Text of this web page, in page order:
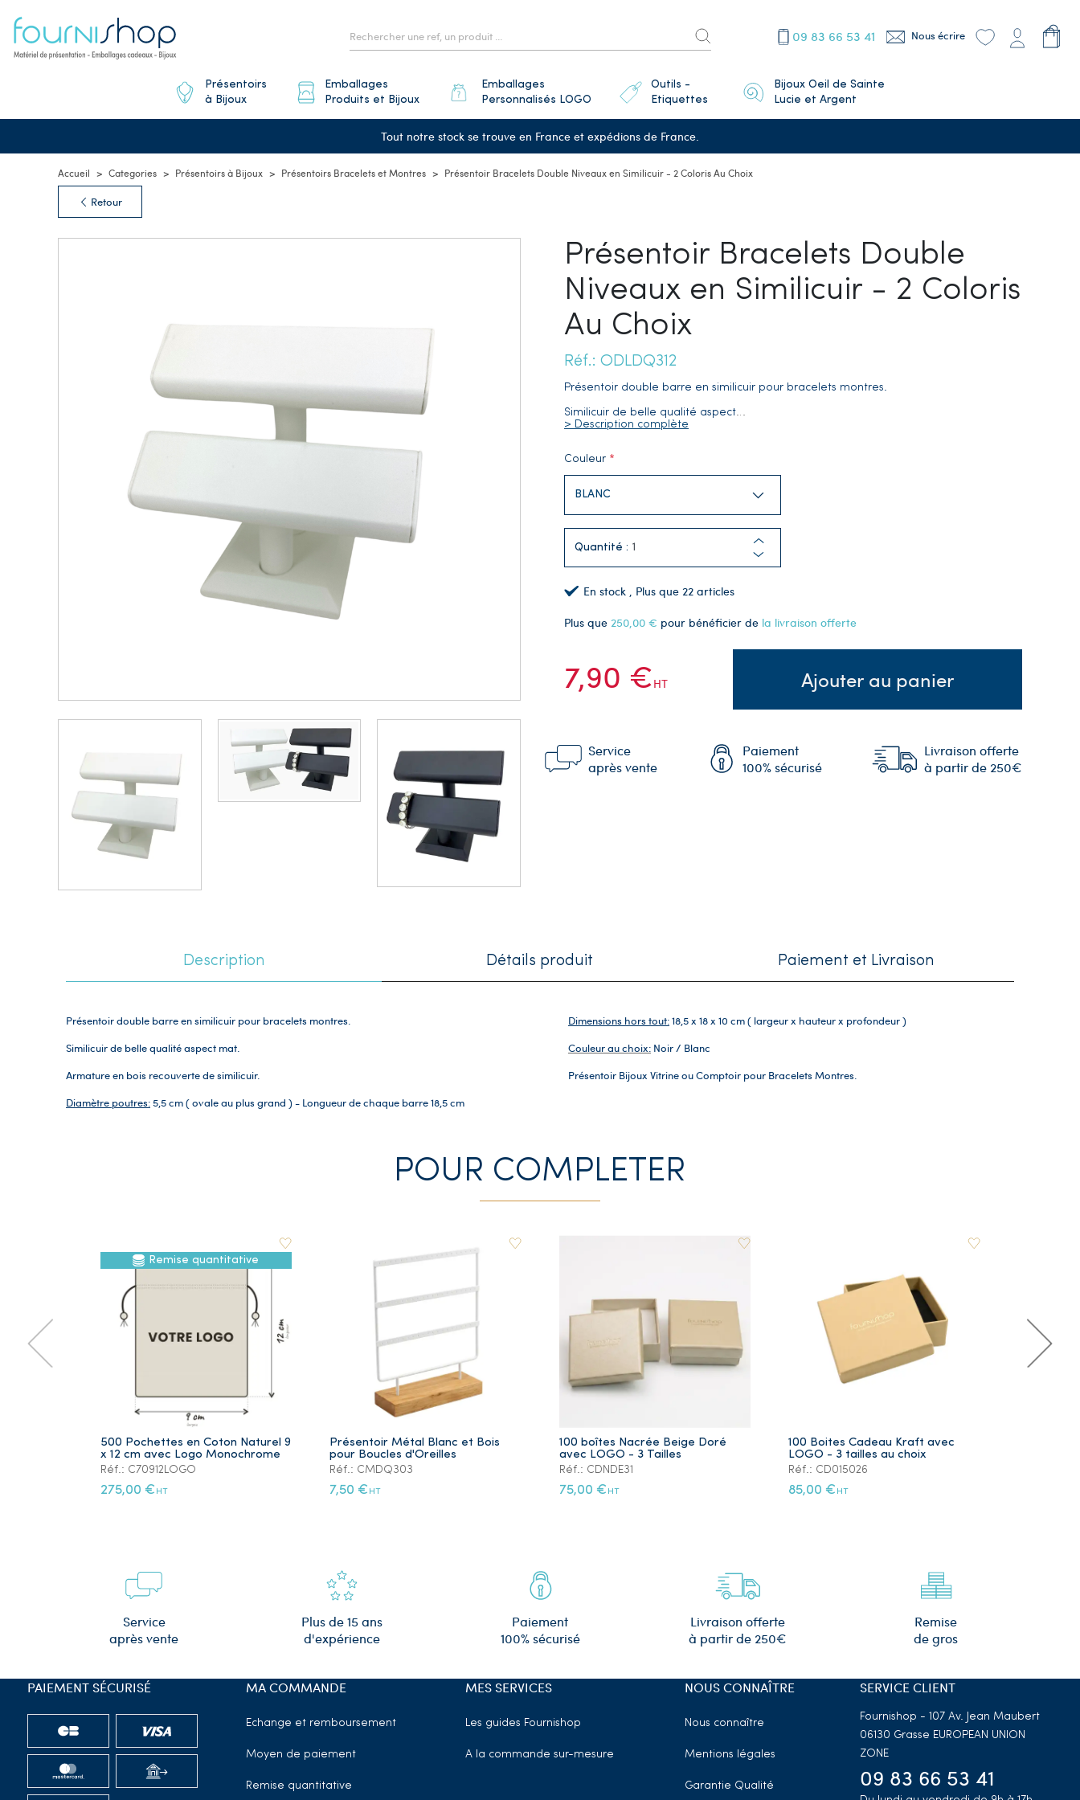
09 83 66 53 41 Nous écrire
Présentoirs
à Bijoux
Emballages
Produits et Bijoux
Emballages
Personnalisés LOGO
Outils -
Etiquettes
Bijoux Oeil de Sainte
Lucie et Argent
Tout notre stock se trouve en France et expédions de France.
Accueil Categories Présentoirs à Bijoux Présentoirs Bracelets et Montres Présentoir Bracelets Double Niveaux en Similicuir - 2 Coloris Au Choix
Retour
Présentoir Bracelets Double
Niveaux en Similicuir - 2 Coloris
Au Choix
Réf.: ODLDQ312
Présentoir double barre en similicuir pour bracelets montres.
Similicuir de belle qualité aspect…
> Description complète
Couleur
Quantité :
En stock , Plus que 22 articles
Plus que 250,00 € pour bénéficier de la livraison offerte
7,90 €HT Ajouter au panier
Service
après vente
Paiement
100% sécurisé
Livraison offerte
à partir de 250€
Description Détails produit Paiement et Livraison
Présentoir double barre en similicuir pour bracelets montres.
Similicuir de belle qualité aspect mat.
Armature en bois recouverte de similicuir.
Diamètre poutres:5,5 cm ( ovale au plus grand ) - Longueur de chaque barre 18,5 cm
Dimensions hors tout:18,5 x 18 x 10 cm ( largeur x hauteur x profondeur )
Couleur au choix: Noir / Blanc
Présentoir Bijoux Vitrine ou Comptoir pour Bracelets Montres.
POUR COMPLETER
Remise quantitative
500 Pochettes en Coton Naturel 9
x 12 cm avec Logo Monochrome
Réf.: C70912LOGO
275,00 € HT
Présentoir Métal Blanc et Bois
pour Boucles d'Oreilles
Réf.: CMDQ303
7,50 € HT
100 boîtes Nacrée Beige Doré
avec LOGO - 3 Tailles
Réf.: CDNDE31
75,00 € HT
100 Boites Cadeau Kraft avec
LOGO - 3 tailles au choix
Réf.: CD015026
85,00 € HT
Service
après vente
Plus de 15 ans
d'expérience
Paiement
100% sécurisé
Livraison offerte
à partir de 250€
Remise
de gros
MA COMMANDE
Echange et remboursement
Moyen de paiement
Remise quantitative
MES SERVICES
Les guides Fournishop
A la commande sur-mesure
NOUS CONNAÎTRE
Nous connaître
Mentions légales
Garantie Qualité
SERVICE CLIENT
Fournishop - 107 Av. Jean Maubert
06130 Grasse EUROPEAN UNION
ZONE
09 83 66 53 41
PAIEMENT SÉCURISÉ